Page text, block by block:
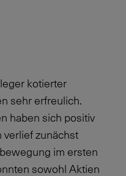
kotierter
sehr erfreulich.
haben sich positiv
verlief zunächst
im ersten
sowohl Aktien